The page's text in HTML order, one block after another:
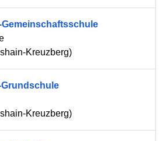
Kreuzberg)
Kreuzberg)